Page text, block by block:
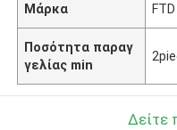
Μάρκα FTD
Ποσότητα παραγ
γελίας min
Δείτε